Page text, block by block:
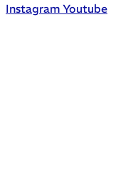
Instagram Youtube